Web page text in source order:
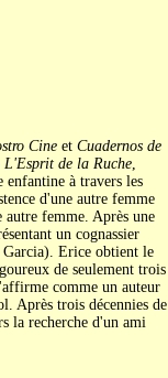
Cineet Cuadernos de
L'Esprit de la Ruche,
à travers les
d'une autre femme
autre femme. Après une
un cognassier
Garcia). Erice obtient le
de seulement trois
comme un auteur
Après trois décennies de
la recherche d'un ami